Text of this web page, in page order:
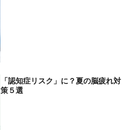
「認知症リスク」に？夏の脳疲れ対
策５選